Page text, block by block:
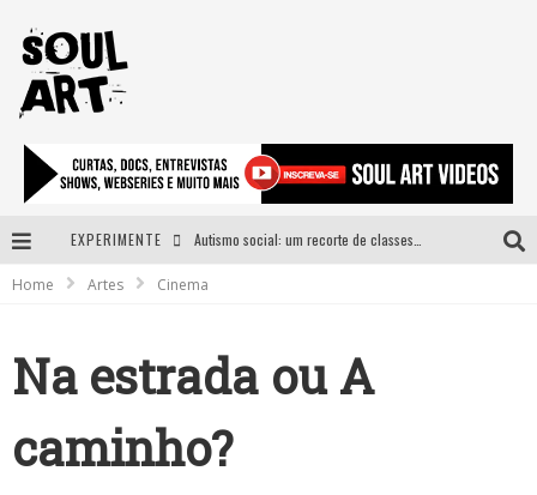
EXPERIMENTE
A subida da rampa é diferente!
Home Artes Cinema
Na estrada ou A
caminho?